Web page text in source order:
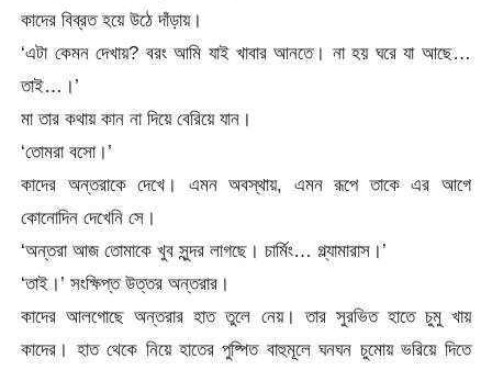
কাদের বিব্রত হয়ে উঠে দাঁড়ায়।
‘এটা কেমন দেখায়? বরং আমি যাই খাবার আনতে। না হয় ঘরে যা আছে…
তাই…।’
মা তার কথায় কান না দিয়ে বেরিয়ে যান।
‘তোমরা বসো।’
কাদের অন্তরাকে দেখে। এমন অবস্থায়, এমন রূপে তাকে এর আগে
কোনোদিন দেখেনি সে।
‘অন্তরা আজ তোমাকে খুব সুন্দর লাগছে। চার্মিং… গ্ল্যামারাস।’
‘তাই।’ সংক্ষিপ্ত উত্তর অন্তরার।
কাদের আলগোছে অন্তরার হাত তুলে নেয়। তার সুরভিত হাতে চুমু খায়
কাদের। হাত থেকে নিয়ে হাতের পুষ্পিত বাহুমূলে ঘনঘন চুমোয় ভরিয়ে দিতে